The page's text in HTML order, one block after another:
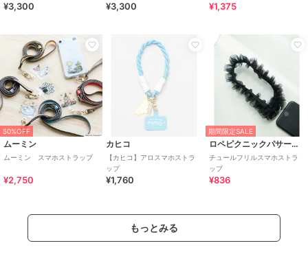
¥3,300 ¥3,300
ボ】
¥1,375
50%OFF
ムーミン
ムーミン スマホストラップ
¥2,750
カヒコ
【カヒコ】アロスマホストラ
ップ
¥1,760
期間限定SALE
ロペピクニックパサージュ
チュールフリルスマホストラ
ップ
¥836
もっとみる